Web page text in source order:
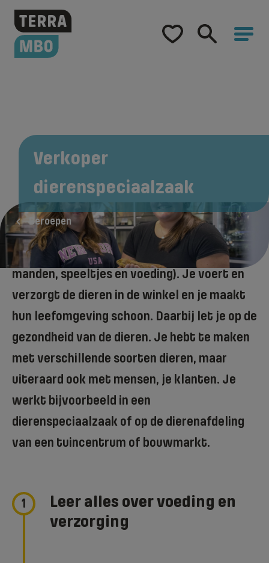
Home
Samenwerking
Over Terra MBO
Beroepen
Verkoper
dierenspeciaalzaak
In de gezelschapsdierenbranche verkoop je
huisdieren en/of dierbenodigdheden (zoals
manden, speeltjes en voeding). Je voert en
verzorgt de dieren in de winkel en je maakt
hun leefomgeving schoon. Daarbij let je op de
gezondheid van de dieren. Je hebt te maken
met verschillende soorten dieren, maar
uiteraard ook met mensen, je klanten. Je
werkt bijvoorbeeld in een
dierenspeciaalzaak of op de dierenafdeling
van een tuincentrum of bouwmarkt.
1
Leer alles over voeding en
verzorging